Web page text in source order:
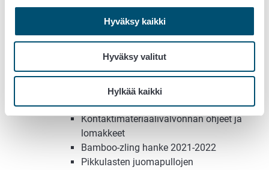
Hyväksy kaikki
Hyväksy valitut
Hylkää kaikki
Elintarvikealan toimijan omavalvonta
Ohjeita HACCP-arviointiin
Valvontatiheyden määräytyminen
Kontaktimateriaalien valvonta
elintarvikehuoneistoissa
Kontaktimateriaalitoiminnan valvonta
Kontaktimateriaalivalvonnan ohjeet ja
lomakkeet
Bamboo-zling hanke 2021-2022
Pikkulasten juomapullojen